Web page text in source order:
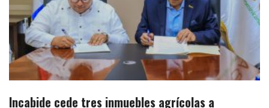
Incabide cede tres inmuebles agrícolas a